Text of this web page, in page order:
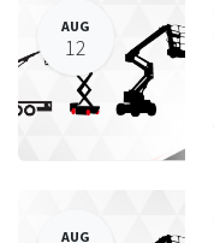
AUG
12
AUG